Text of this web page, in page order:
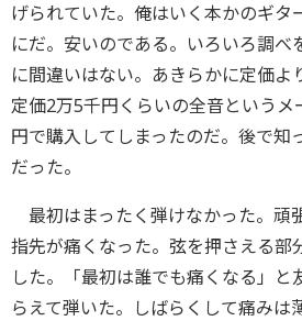
げられていた。俺はいく本かのギタ
にだ。安いのである。いろいろ調べ
に間違いはない。あきらかに定価よ
定価2万5千円くらいの全音という
円で購入してしまったのだ。後で知
だった。
最初はまったく弾けなかった。頑
指先が痛くなった。弦を押さえる部
した。「最初は誰でも痛くなる」と
らえて弾いた。しばらくして痛みは